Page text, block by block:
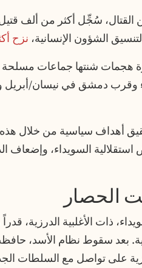
سُجِّل أكثر من ألف
الشؤون الإنسانية، نزح أكثر
هجمات شنتها جماعات
وقرب دمشق في نيسان/أبريل
أهداف سياسية من خلال هذه
السويداء، وإضعاف
الحصار
ذات الأغلبية الدرزية،
بعد سقوط نظام الأسد،
على تواصل مع السلطات